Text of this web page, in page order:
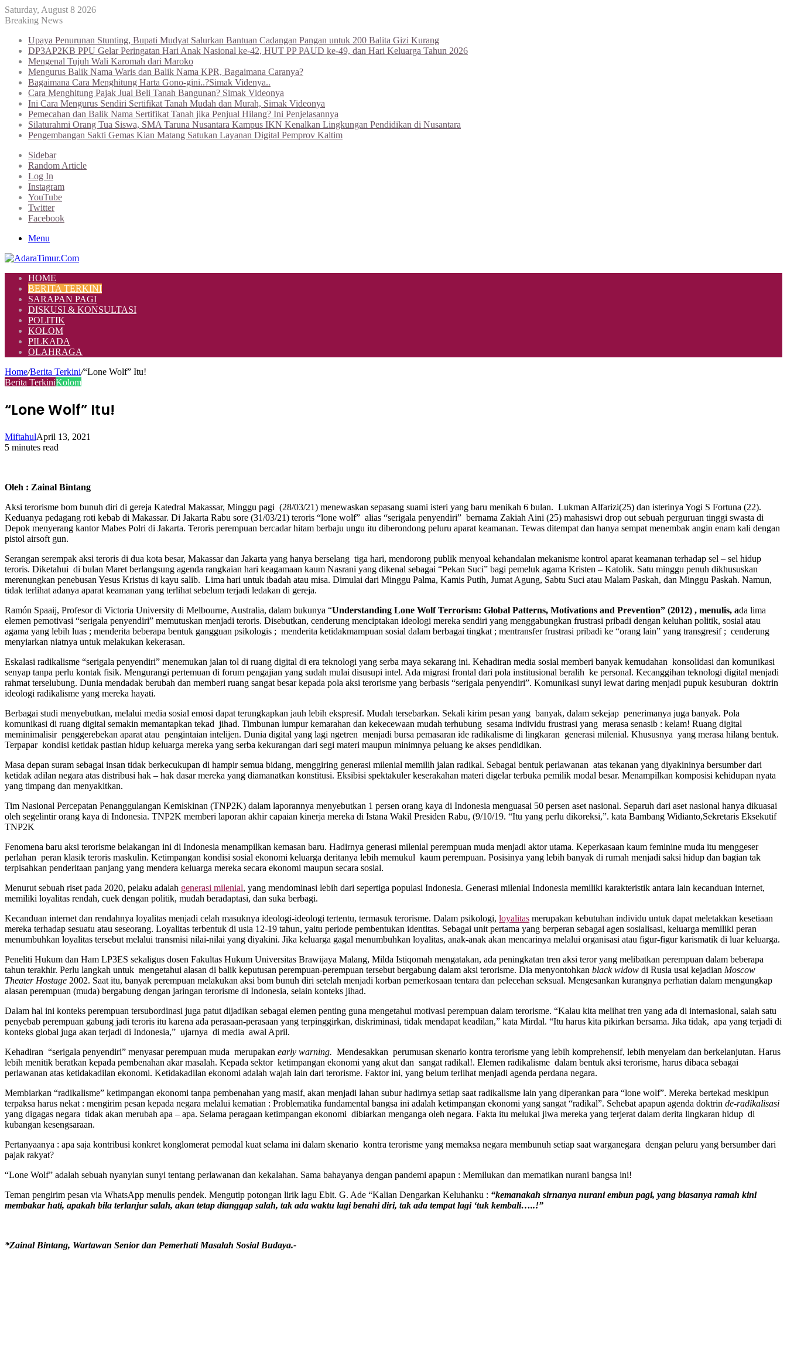
Saturday, August 8 2026
Breaking News
Upaya Penurunan Stunting, Bupati Mudyat Salurkan Bantuan Cadangan Pangan untuk 200 Balita Gizi Kurang
DP3AP2KB PPU Gelar Peringatan Hari Anak Nasional ke-42, HUT PP PAUD ke-49, dan Hari Keluarga Tahun 2026
Mengenal Tujuh Wali Karomah dari Maroko
Mengurus Balik Nama Waris dan Balik Nama KPR, Bagaimana Caranya?
Bagaimana Cara Menghitung Harta Gono-gini..?Simak Videnya..
Cara Menghitung Pajak Jual Beli Tanah Bangunan? Simak Videonya
Ini Cara Mengurus Sendiri Sertifikat Tanah Mudah dan Murah, Simak Videonya
Pemecahan dan Balik Nama Sertifikat Tanah jika Penjual Hilang? Ini Penjelasannya
Silaturahmi Orang Tua Siswa, SMA Taruna Nusantara Kampus IKN Kenalkan Lingkungan Pendidikan di Nusantara
Pengembangan Sakti Gemas Kian Matang Satukan Layanan Digital Pemprov Kaltim
Sidebar
Random Article
Log In
Instagram
YouTube
Twitter
Facebook
Menu
HOME
BERITA TERKINI
SARAPAN PAGI
DISKUSI & KONSULTASI
POLITIK
KOLOM
PILKADA
OLAHRAGA
Home/Berita Terkini/“Lone Wolf” Itu!
Berita TerkiniKolom
“Lone Wolf” Itu!
MiftahulApril 13, 2021
5 minutes read
Oleh : Zainal Bintang
Aksi terorisme bom bunuh diri di gereja Katedral Makassar, Minggu pagi (28/03/21) menewaskan sepasang suami isteri yang baru menikah 6 bulan. Lukman Alfarizi(25) dan isterinya Yogi S Fortuna (22).
Keduanya pedagang roti kebab di Makassar. Di Jakarta Rabu sore (31/03/21) teroris “lone wolf” alias “serigala penyendiri” bernama Zakiah Aini (25) mahasiswi drop out sebuah perguruan tinggi swasta di
Depok menyerang kantor Mabes Polri di Jakarta. Teroris perempuan bercadar hitam berbaju ungu itu diberondong peluru aparat keamanan. Tewas ditempat dan hanya sempat menembak angin enam kali dengan
pistol airsoft gun.
Serangan serempak aksi teroris di dua kota besar, Makassar dan Jakarta yang hanya berselang tiga hari, mendorong publik menyoal kehandalan mekanisme kontrol aparat keamanan terhadap sel – sel hidup
teroris. Diketahui di bulan Maret berlangsung agenda rangkaian hari keagamaan kaum Nasrani yang dikenal sebagai “Pekan Suci” bagi pemeluk agama Kristen – Katolik. Satu minggu penuh dikhususkan
merenungkan penebusan Yesus Kristus di kayu salib. Lima hari untuk ibadah atau misa. Dimulai dari Minggu Palma, Kamis Putih, Jumat Agung, Sabtu Suci atau Malam Paskah, dan Minggu Paskah. Namun,
tidak terlihat adanya aparat keamanan yang terlihat sebelum terjadi ledakan di gereja.
Ramón Spaaij, Profesor di Victoria University di Melbourne, Australia, dalam bukunya “Understanding Lone Wolf Terrorism: Global Patterns, Motivations and Prevention” (2012) , menulis, ada lima
elemen pemotivasi “serigala penyendiri” memutuskan menjadi teroris. Disebutkan, cenderung menciptakan ideologi mereka sendiri yang menggabungkan frustrasi pribadi dengan keluhan politik, sosial atau
agama yang lebih luas ; menderita beberapa bentuk gangguan psikologis ; menderita ketidakmampuan sosial dalam berbagai tingkat ; mentransfer frustrasi pribadi ke “orang lain” yang transgresif ; cenderung
menyiarkan niatnya untuk melakukan kekerasan.
Eskalasi radikalisme “serigala penyendiri” menemukan jalan tol di ruang digital di era teknologi yang serba maya sekarang ini. Kehadiran media sosial memberi banyak kemudahan konsolidasi dan komunikasi
senyap tanpa perlu kontak fisik. Mengurangi pertemuan di forum pengajian yang sudah mulai disusupi intel. Ada migrasi frontal dari pola institusional beralih ke personal. Kecanggihan teknologi digital menjadi
rahmat terselubung. Dunia mendadak berubah dan memberi ruang sangat besar kepada pola aksi terorisme yang berbasis “serigala penyendiri”. Komunikasi sunyi lewat daring menjadi pupuk kesuburan doktrin
ideologi radikalisme yang mereka hayati.
Berbagai studi menyebutkan, melalui media sosial emosi dapat terungkapkan jauh lebih ekspresif. Mudah tersebarkan. Sekali kirim pesan yang banyak, dalam sekejap penerimanya juga banyak. Pola
komunikasi di ruang digital semakin memantapkan tekad jihad. Timbunan lumpur kemarahan dan kekecewaan mudah terhubung sesama individu frustrasi yang merasa senasib : kelam! Ruang digital
meminimalisir penggerebekan aparat atau pengintaian intelijen. Dunia digital yang lagi ngetren menjadi bursa pemasaran ide radikalisme di lingkaran generasi milenial. Khususnya yang merasa hilang bentuk.
Terpapar kondisi ketidak pastian hidup keluarga mereka yang serba kekurangan dari segi materi maupun minimnya peluang ke akses pendidikan.
Masa depan suram sebagai insan tidak berkecukupan di hampir semua bidang, menggiring generasi milenial memilih jalan radikal. Sebagai bentuk perlawanan atas tekanan yang diyakininya bersumber dari
ketidak adilan negara atas distribusi hak – hak dasar mereka yang diamanatkan konstitusi. Eksibisi spektakuler keserakahan materi digelar terbuka pemilik modal besar. Menampilkan komposisi kehidupan nyata
yang timpang dan menyakitkan.
Tim Nasional Percepatan Penanggulangan Kemiskinan (TNP2K) dalam laporannya menyebutkan 1 persen orang kaya di Indonesia menguasai 50 persen aset nasional. Separuh dari aset nasional hanya dikuasai
oleh segelintir orang kaya di Indonesia. TNP2K memberi laporan akhir capaian kinerja mereka di Istana Wakil Presiden Rabu, (9/10/19. “Itu yang perlu dikoreksi,”. kata Bambang Widianto,Sekretaris Eksekutif
TNP2K
Fenomena baru aksi terorisme belakangan ini di Indonesia menampilkan kemasan baru. Hadirnya generasi milenial perempuan muda menjadi aktor utama. Keperkasaan kaum feminine muda itu menggeser
perlahan peran klasik teroris maskulin. Ketimpangan kondisi sosial ekonomi keluarga deritanya lebih memukul kaum perempuan. Posisinya yang lebih banyak di rumah menjadi saksi hidup dan bagian tak
terpisahkan penderitaan panjang yang mendera keluarga mereka secara ekonomi maupun secara sosial.
Menurut sebuah riset pada 2020, pelaku adalah generasi milenial, yang mendominasi lebih dari sepertiga populasi Indonesia. Generasi milenial Indonesia memiliki karakteristik antara lain kecanduan internet,
memiliki loyalitas rendah, cuek dengan politik, mudah beradaptasi, dan suka berbagi.
Kecanduan internet dan rendahnya loyalitas menjadi celah masuknya ideologi-ideologi tertentu, termasuk terorisme. Dalam psikologi, loyalitas merupakan kebutuhan individu untuk dapat meletakkan kesetiaan
mereka terhadap sesuatu atau seseorang. Loyalitas terbentuk di usia 12-19 tahun, yaitu periode pembentukan identitas. Sebagai unit pertama yang berperan sebagai agen sosialisasi, keluarga memiliki peran
menumbuhkan loyalitas tersebut melalui transmisi nilai-nilai yang diyakini. Jika keluarga gagal menumbuhkan loyalitas, anak-anak akan mencarinya melalui organisasi atau figur-figur karismatik di luar keluarga.
Peneliti Hukum dan Ham LP3ES sekaligus dosen Fakultas Hukum Universitas Brawijaya Malang, Milda Istiqomah mengatakan, ada peningkatan tren aksi teror yang melibatkan perempuan dalam beberapa
tahun terakhir. Perlu langkah untuk mengetahui alasan di balik keputusan perempuan-perempuan tersebut bergabung dalam aksi terorisme. Dia menyontohkan black widow di Rusia usai kejadian Moscow
Theater Hostage 2002. Saat itu, banyak perempuan melakukan aksi bom bunuh diri setelah menjadi korban pemerkosaan tentara dan pelecehan seksual. Mengesankan kurangnya perhatian dalam mengungkap
alasan perempuan (muda) bergabung dengan jaringan terorisme di Indonesia, selain konteks jihad.
Dalam hal ini konteks perempuan tersubordinasi juga patut dijadikan sebagai elemen penting guna mengetahui motivasi perempuan dalam terorisme. “Kalau kita melihat tren yang ada di internasional, salah satu
penyebab perempuan gabung jadi teroris itu karena ada perasaan-perasaan yang terpinggirkan, diskriminasi, tidak mendapat keadilan,” kata Mirdal. “Itu harus kita pikirkan bersama. Jika tidak, apa yang terjadi di
konteks global juga akan terjadi di Indonesia,” ujarnya di media awal April.
Kehadiran “serigala penyendiri” menyasar perempuan muda merupakan early warning. Mendesakkan perumusan skenario kontra terorisme yang lebih komprehensif, lebih menyelam dan berkelanjutan. Harus
lebih menitik beratkan kepada pembenahan akar masalah. Kepada sektor ketimpangan ekonomi yang akut dan sangat radikal!. Elemen radikalisme dalam bentuk aksi terorisme, harus dibaca sebagai
perlawanan atas ketidakadilan ekonomi. Ketidakadilan ekonomi adalah wajah lain dari terorisme. Faktor ini, yang belum terlihat menjadi agenda perdana negara.
Membiarkan “radikalisme” ketimpangan ekonomi tanpa pembenahan yang masif, akan menjadi lahan subur hadirnya setiap saat radikalisme lain yang diperankan para “lone wolf”. Mereka bertekad meskipun
terpaksa harus nekat : mengirim pesan kepada negara melalui kematian : Problematika fundamental bangsa ini adalah ketimpangan ekonomi yang sangat “radikal”. Sehebat apapun agenda doktrin de-radikalisasi
yang digagas negara tidak akan merubah apa – apa. Selama peragaan ketimpangan ekonomi dibiarkan menganga oleh negara. Fakta itu melukai jiwa mereka yang terjerat dalam derita lingkaran hidup di
kubangan kesengsaraan.
Pertanyaanya : apa saja kontribusi konkret konglomerat pemodal kuat selama ini dalam skenario kontra terorisme yang memaksa negara membunuh setiap saat warganegara dengan peluru yang bersumber dari
pajak rakyat?
“Lone Wolf” adalah sebuah nyanyian sunyi tentang perlawanan dan kekalahan. Sama bahayanya dengan pandemi apapun : Memilukan dan mematikan nurani bangsa ini!
Teman pengirim pesan via WhatsApp menulis pendek. Mengutip potongan lirik lagu Ebit. G. Ade “Kalian Dengarkan Keluhanku : “kemanakah sirnanya nurani embun pagi, yang biasanya ramah kini
membakar hati, apakah bila terlanjur salah, akan tetap dianggap salah, tak ada waktu lagi benahi diri, tak ada tempat lagi ‘tuk kembali…..!”
*Zainal Bintang, Wartawan Senior dan Pemerhati Masalah Sosial Budaya.-